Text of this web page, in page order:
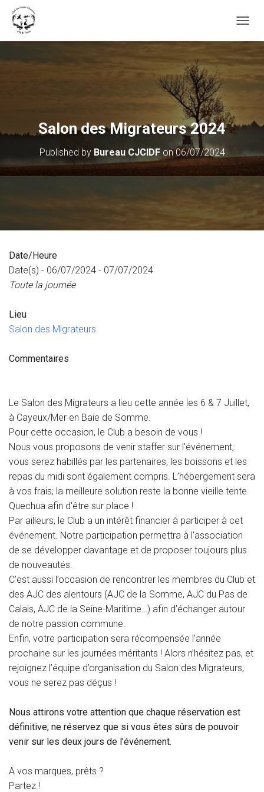
Salon des Migrateurs 2024
Published by Bureau CJCIDFon06/07/2024
Date/Heure
Date(s) - 06/07/2024 - 07/07/2024
Toute la journée
Lieu
Salon des Migrateurs
Commentaires
Le Salon des Migrateurs a lieu cette année les 6 & 7 Juillet,
à Cayeux/Mer en Baie de Somme.
Pour cette occasion, le Club a besoin de vous !
Nous vous proposons de venir staffer sur l’événement;
vous serez habillés par les partenaires, les boissons et les
repas du midi sont également compris. L’hébergement sera
à vos frais; la meilleure solution reste la bonne vieille tente
Quechua afin d’être sur place !
Par ailleurs, le Club a un intérêt financier à participer à cet
événement. Notre participation permettra à l’association
de se développer davantage et de proposer toujours plus
de nouveautés.
C’est aussi l’occasion de rencontrer les membres du Club et
des AJC des alentours (AJC de la Somme, AJC du Pas de
Calais, AJC de la Seine-Maritime…) afin d’échanger autour
de notre passion commune.
Enfin, votre participation sera récompensée l’année
prochaine sur les journées méritants ! Alors n’hésitez pas, et
rejoignez l’équipe d’organisation du Salon des Migrateurs;
vous ne serez pas déçus !
Nous attirons votre attention que chaque réservation est
définitive; ne réservez que si vous êtes sûrs de pouvoir
venir sur les deux jours de l’événement.
A vos marques, prêts ?
Partez !